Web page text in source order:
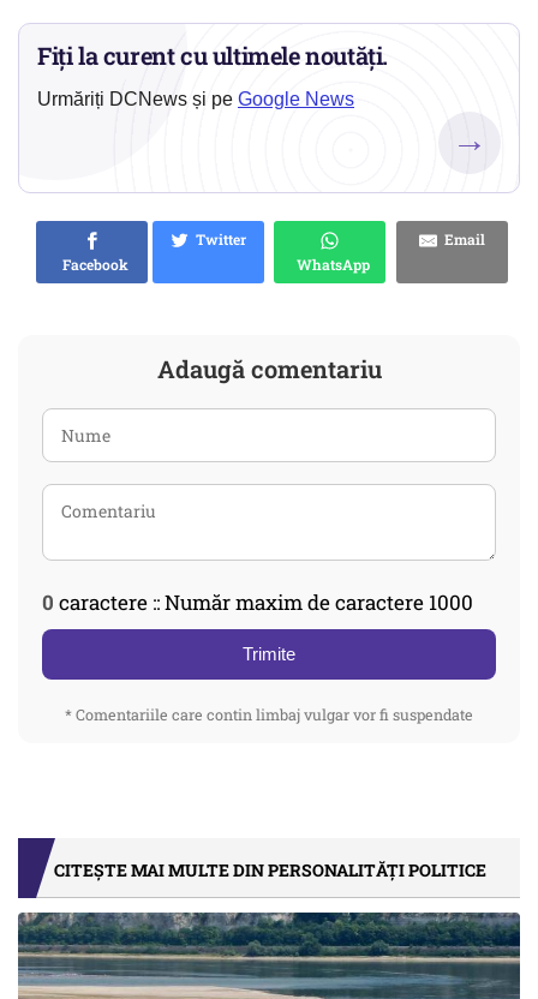
Fiți la curent cu ultimele noutăți.
Urmăriți DCNews și pe Google News
→
Facebook
Twitter
WhatsApp
Email
Adaugă comentariu
0 caractere :: Număr maxim de caractere 1000
Trimite
* Comentariile care contin limbaj vulgar vor fi suspendate
CITEȘTE MAI MULTE DIN PERSONALITĂȚI POLITICE